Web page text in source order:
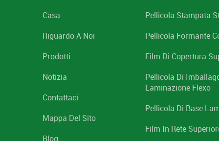
Casa
Riguardo A Noi
Prodotti
Notizia
Contattaci
Mappa Del Sito
Blog
Pellicola Stampata
Pellicola Formante
Film Di Copertura
Pellicola Di
Laminazione Flexo
Pellicola Di Base
Film In Rete